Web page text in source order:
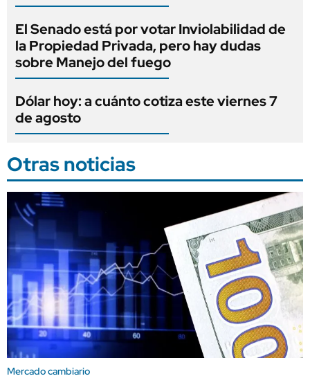
El Senado está por votar Inviolabilidad de
la Propiedad Privada, pero hay dudas
sobre Manejo del fuego
Dólar hoy: a cuánto cotiza este viernes 7
de agosto
Otras noticias
Mercado cambiario